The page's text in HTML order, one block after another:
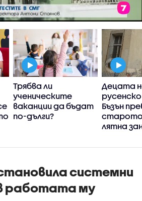
Трябва ли
ученическите
ваканции да бъдат
по-дълги?
Децата
Бъзън
старото
лятна
системни
работата му